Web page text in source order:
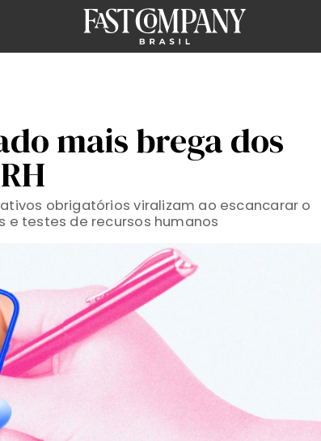
mais brega dos
obrigatórios viralizam ao escancarar o
e testes de recursos humanos